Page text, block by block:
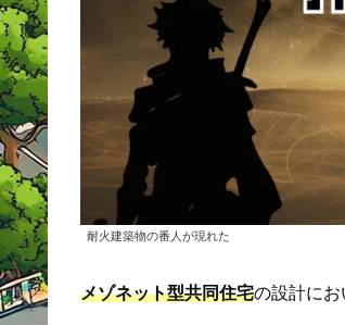
耐火建築物の番人が現れた
メゾネット型共同住宅の設計にお